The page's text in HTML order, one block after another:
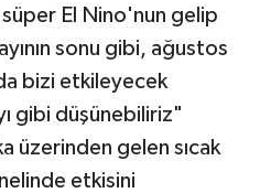
El Nino'nun gelip
sonu gibi, ağustos
bizi etkileyecek
gibi düşünebiliriz"
üzerinden gelen sıcak
etkisini